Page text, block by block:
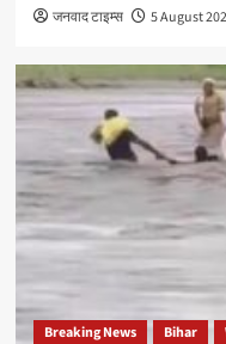
जनवाद टाइम्स 5 August
Breaking News Bihar